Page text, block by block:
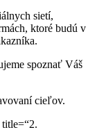
sietí,
ktoré budú v
spoznať Váš
cieľov.